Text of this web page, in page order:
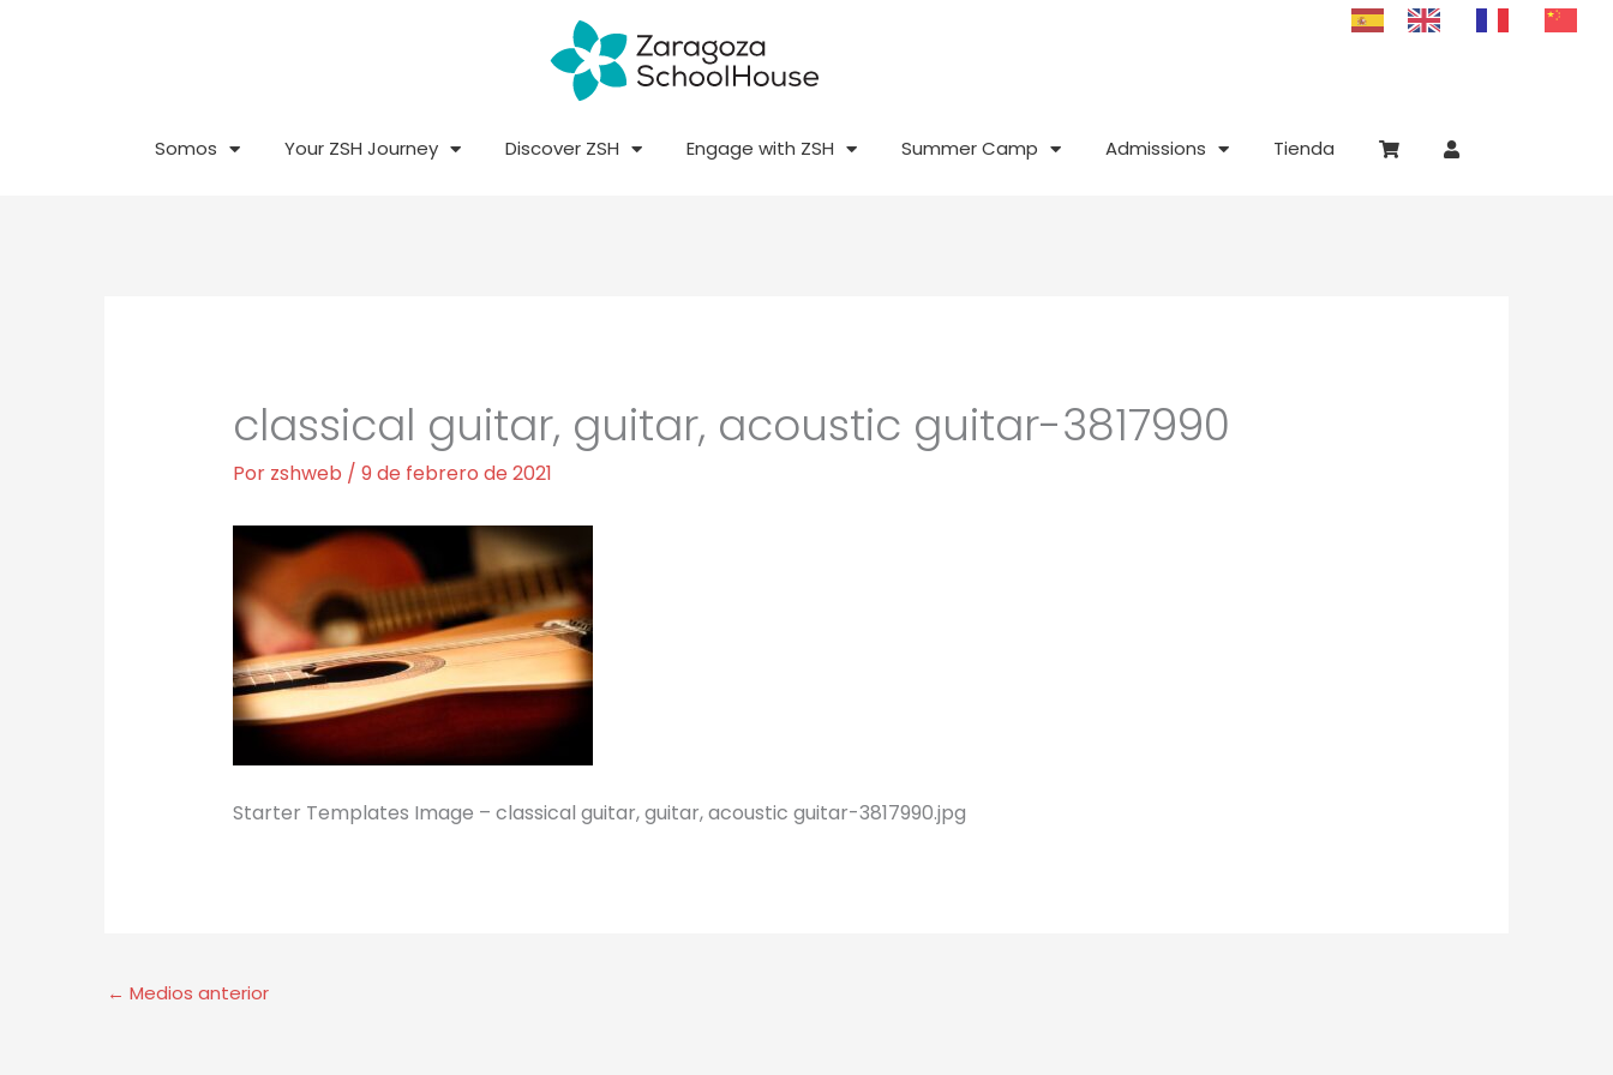
Somos Your ZSH Journey Discover ZSH Engage with ZSH Summer Camp Admissions Tienda
classical guitar, guitar, acoustic guitar-3817990
Por zshweb / 9 de febrero de 2021
Starter Templates Image – classical guitar, guitar, acoustic guitar-3817990.jpg
← Medios anterior